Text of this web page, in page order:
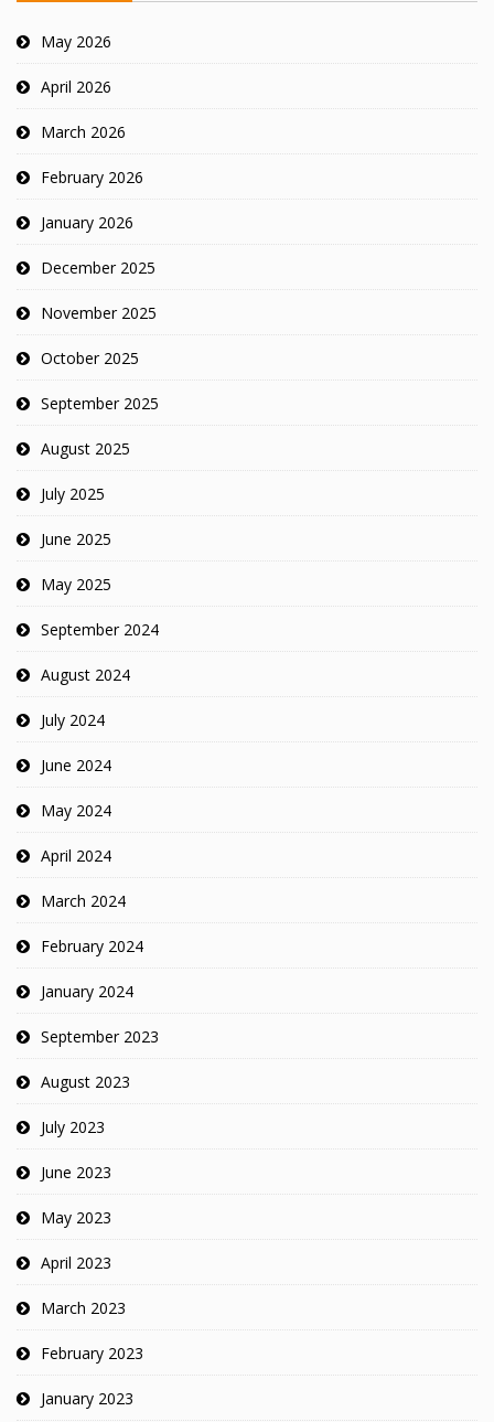
May 2026
April 2026
March 2026
February 2026
January 2026
December 2025
November 2025
October 2025
September 2025
August 2025
July 2025
June 2025
May 2025
September 2024
August 2024
July 2024
June 2024
May 2024
April 2024
March 2024
February 2024
January 2024
September 2023
August 2023
July 2023
June 2023
May 2023
April 2023
March 2023
February 2023
January 2023